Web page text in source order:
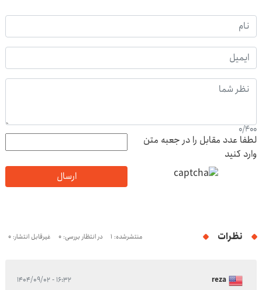
0/400
لطفا عدد مقابل را در جعبه متن
وارد کنید
ارسال
نظرات منتشرشده: 1 در انتظار بررسی: 0 غیرقابل انتشار: 0
reza ۱۶:۳۲ - ۱۴۰۴/۰۹/۰۲